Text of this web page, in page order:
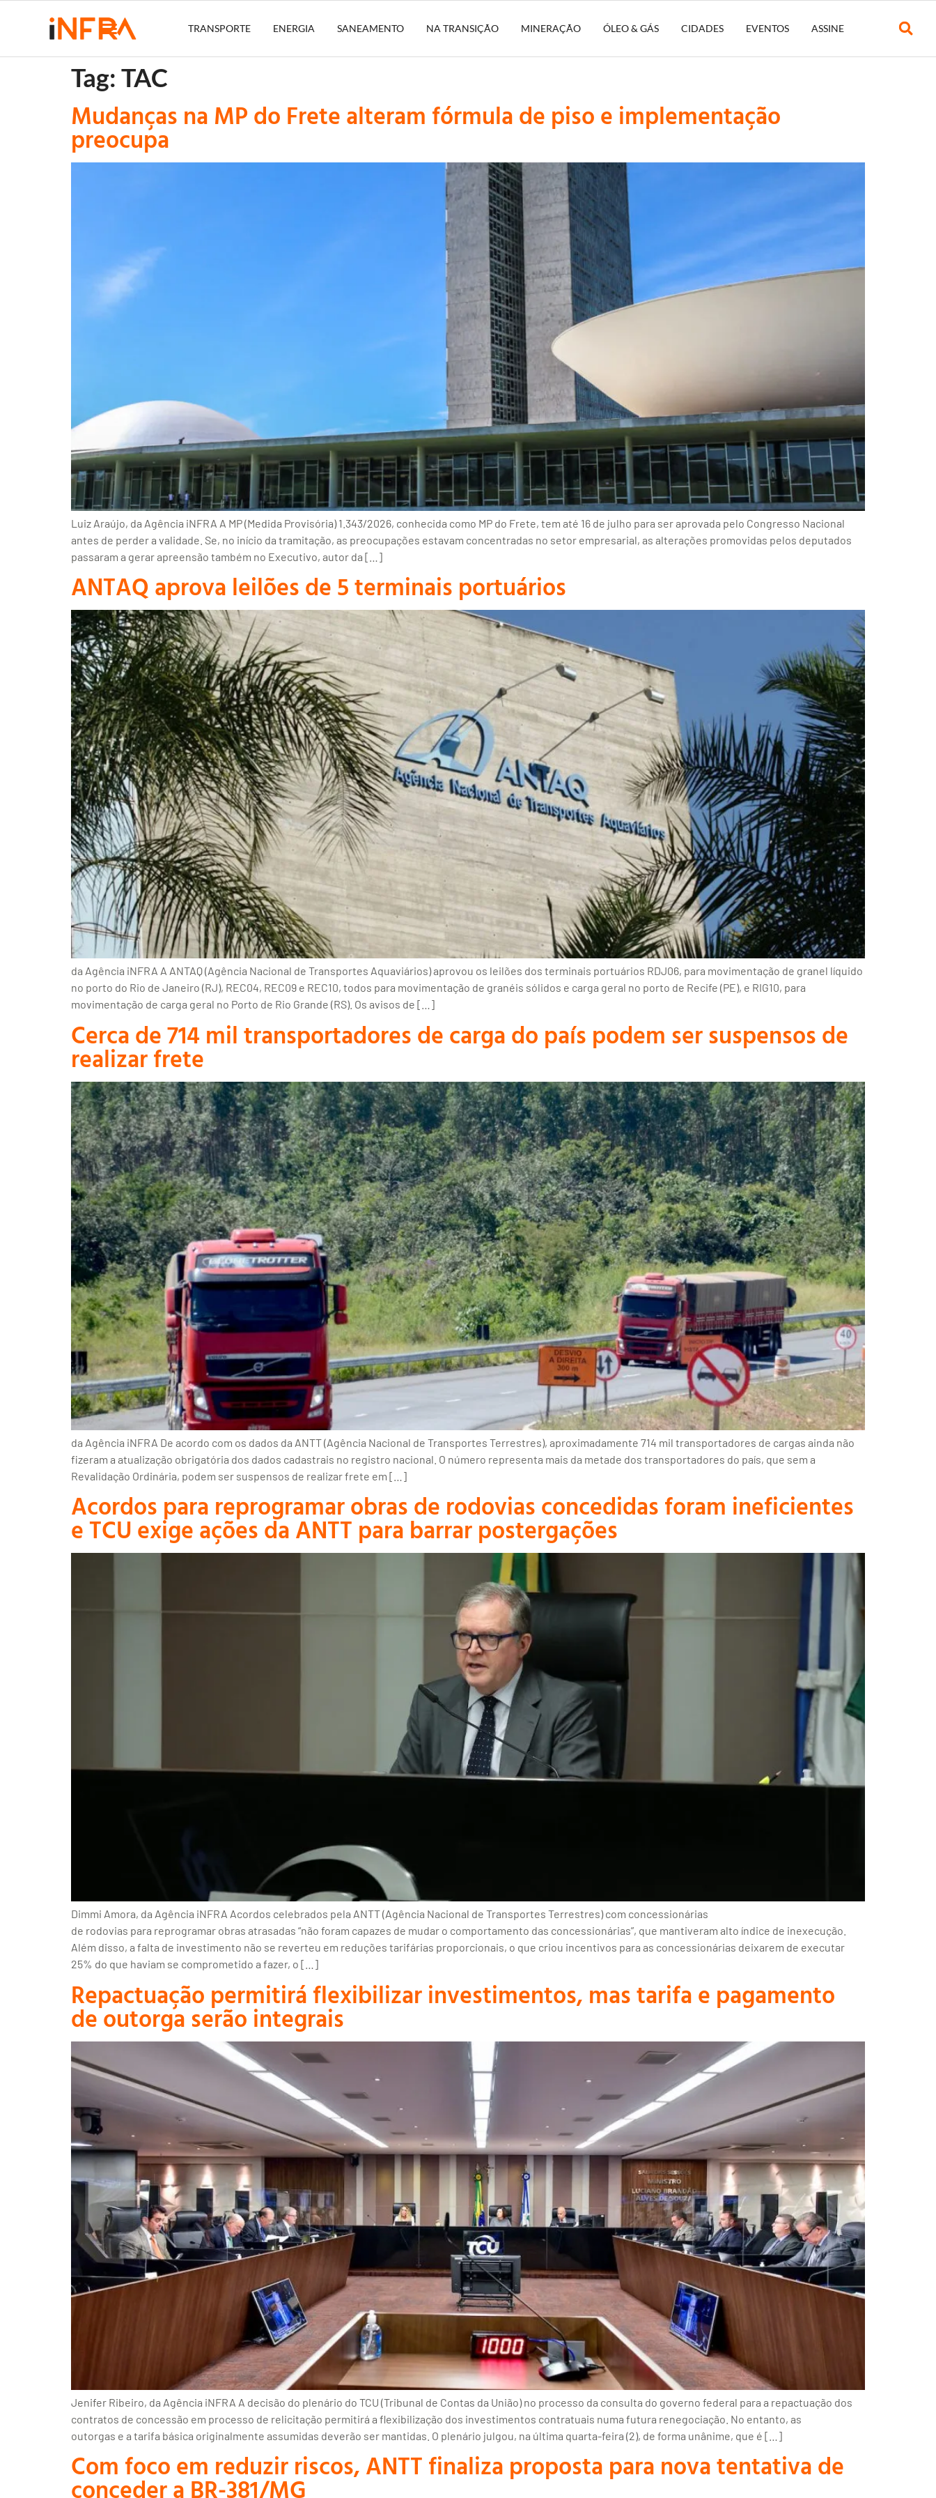
TRANSPORTE ENERGIA SANEAMENTO NA TRANSIÇÃO MINERAÇÃO ÓLEO & GÁS CIDADES EVENTOS ASSINE
Tag: TAC
Mudanças na MP do Frete alteram fórmula de piso e implementação
preocupa
Luiz Araújo, da Agência iNFRA A MP (Medida Provisória) 1.343/2026, conhecida como MP do Frete, tem até 16 de julho para ser aprovada pelo Congresso Nacional
antes de perder a validade. Se, no início da tramitação, as preocupações estavam concentradas no setor empresarial, as alterações promovidas pelos deputados
passaram a gerar apreensão também no Executivo, autor da […]
ANTAQ aprova leilões de 5 terminais portuários
da Agência iNFRA A ANTAQ (Agência Nacional de Transportes Aquaviários) aprovou os leilões dos terminais portuários RDJ06, para movimentação de granel líquido
no porto do Rio de Janeiro (RJ), REC04, REC09 e REC10, todos para movimentação de granéis sólidos e carga geral no porto de Recife (PE), e RIG10, para
movimentação de carga geral no Porto de Rio Grande (RS). Os avisos de […]
Cerca de 714 mil transportadores de carga do país podem ser suspensos de
realizar frete
da Agência iNFRA De acordo com os dados da ANTT (Agência Nacional de Transportes Terrestres), aproximadamente 714 mil transportadores de cargas ainda não
fizeram a atualização obrigatória dos dados cadastrais no registro nacional. O número representa mais da metade dos transportadores do país, que sem a
Revalidação Ordinária, podem ser suspensos de realizar frete em […]
Acordos para reprogramar obras de rodovias concedidas foram ineficientes
e TCU exige ações da ANTT para barrar postergações
Dimmi Amora, da Agência iNFRA Acordos celebrados pela ANTT (Agência Nacional de Transportes Terrestres) com concessionárias
de rodovias para reprogramar obras atrasadas “não foram capazes de mudar o comportamento das concessionárias”, que mantiveram alto índice de inexecução.
Além disso, a falta de investimento não se reverteu em reduções tarifárias proporcionais, o que criou incentivos para as concessionárias deixarem de executar
25% do que haviam se comprometido a fazer, o […]
Repactuação permitirá flexibilizar investimentos, mas tarifa e pagamento
de outorga serão integrais
Jenifer Ribeiro, da Agência iNFRA A decisão do plenário do TCU (Tribunal de Contas da União) no processo da consulta do governo federal para a repactuação dos
contratos de concessão em processo de relicitação permitirá a flexibilização dos investimentos contratuais numa futura renegociação. No entanto, as
outorgas e a tarifa básica originalmente assumidas deverão ser mantidas. O plenário julgou, na última quarta-feira (2), de forma unânime, que é […]
Com foco em reduzir riscos, ANTT finaliza proposta para nova tentativa de
conceder a BR-381/MG